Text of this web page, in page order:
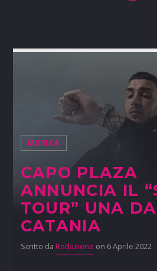
MUSICA
CAPO PLAZA
ANNUNCIA IL
TOUR” UNA
CATANIA
Scritto da Redazione on 6 Aprile 2022